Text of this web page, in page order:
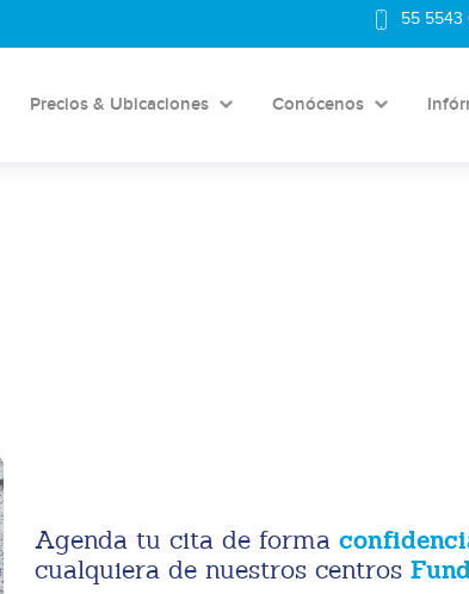
55
Precios & Ubicaciones Conócenos
Agenda tu cita de forma
cualquiera de nuestros centros